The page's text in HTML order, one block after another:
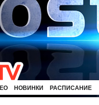
НОВИНКИ РАСПИСАНИЕ